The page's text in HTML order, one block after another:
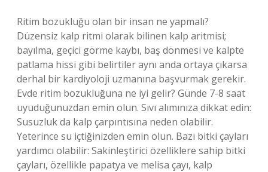
Ritim bozukluğu olan bir insan ne yapmalı?
Düzensiz kalp ritmi olarak bilinen kalp aritmisi;
bayılma, geçici görme kaybı, baş dönmesi ve kalpte
patlama hissi gibi belirtiler aynı anda ortaya çıkarsa
derhal bir kardiyoloji uzmanına başvurmak gerekir.
Evde ritim bozukluğuna ne iyi gelir? Günde 7-8 saat
uyuduğunuzdan emin olun. Sıvı alımınıza dikkat edin:
Susuzluk da kalp çarpıntısına neden olabilir.
Yeterince su içtiğinizden emin olun. Bazı bitki çayları
yardımcı olabilir: Sakinleştirici özelliklere sahip bitki
çayları, özellikle papatya ve melisa çayı, kalp